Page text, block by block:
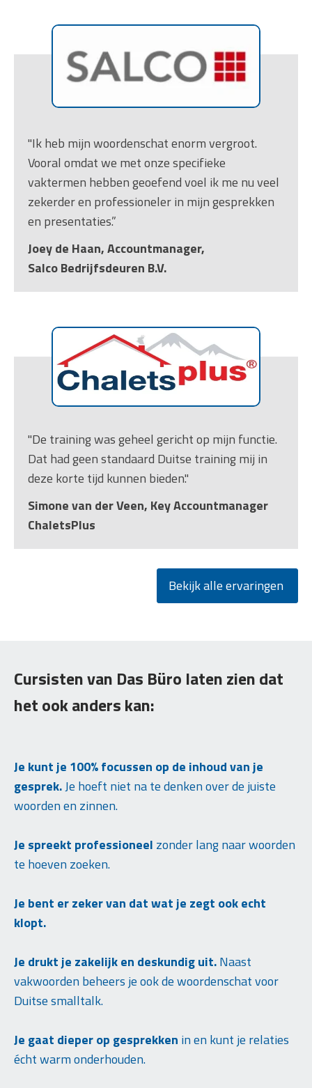
"Ik heb mijn woordenschat enorm vergroot.
Vooral omdat we met onze specifieke
vaktermen hebben geoefend voel ik me nu veel
zekerder en professioneler in mijn gesprekken
en presentaties.”
Joey de Haan, Accountmanager,
Salco Bedrijfsdeuren B.V.
"De training was geheel gericht op mijn functie.
Dat had geen standaard Duitse training mij in
deze korte tijd kunnen bieden."
Simone van der Veen, Key Accountmanager
ChaletsPlus
Bekijk alle ervaringen
Cursisten van Das Büro laten zien dat
het ook anders kan:
Je kunt je 100% focussen op de inhoud van je
gesprek.Je hoeft niet na te denken over de juiste
woorden en zinnen.
Je spreekt professioneel zonder lang naar woorden
te hoeven zoeken.
Je bent er zeker van dat wat je zegt ook echt
klopt.
Je drukt je zakelijk en deskundig uit.Naast
vakwoorden beheers je ook de woordenschat voor
Duitse smalltalk.
Je gaat dieper op gesprekken in en kunt je relaties
écht warm onderhouden.